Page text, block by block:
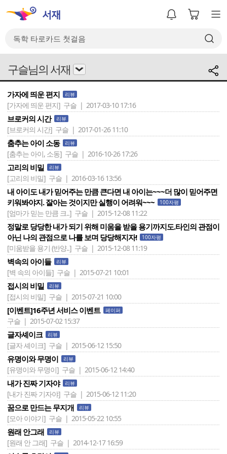
구슬님의 서재
가자에 띄운 편지 리뷰
[가자에 띄운 편지] 구슬 | 2017-03-10 17:16
브로커의 시간 리뷰
[브로커의 시간] 구슬 | 2017-01-26 11:10
춤추는 아이 소동 리뷰
[춤추는 아이, 소동] 구슬 | 2016-10-26 17:26
고리의 비밀 리뷰
[고리의 비밀] 구슬 | 2016-03-16 13:56
내 아이도 내가 믿어주는 만큼 큰다면 내 아이는~~~더 많이 믿어주면
키워봐야지. 잘아는 것이지만 실행이 어려워~~~
100자평
[엄마가 믿는 만큼 크..] 구슬 | 2015-12-08 11:22
정말로 당당한 내가 되기 위해 미움을 받을 용기까지도.타인의 관점이
아닌 나의 관점으로 나를 보며 당당해지자!
100자평
[미움받을 용기 (반양..] 구슬 | 2015-12-08 11:19
벽속의 아이들 리뷰
[벽 속의 아이들] 구슬 | 2015-07-21 10:01
접시의 비밀 리뷰
[접시의 비밀] 구슬 | 2015-07-21 10:00
[이벤트]16주년 서비스 이벤트 페이퍼
구슬 | 2015-07-02 15:37
글자셰이크 리뷰
[글자 셰이크] 구슬 | 2015-06-12 15:50
유명이와 무명이 리뷰
[유명이와 무명이] 구슬 | 2015-06-12 14:40
내가 진짜 기자야 리뷰
[내가 진짜 기자야] 구슬 | 2015-06-12 11:20
꿈으로 만드는 무지개 리뷰
[모아 이야기] 구슬 | 2015-05-22 10:55
원래 안그래 리뷰
[원래 안 그래] 구슬 | 2014-12-17 16:59